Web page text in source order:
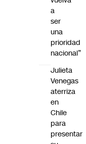
a
ser
una
prioridad
nacional”
Julieta
Venegas
aterriza
en
Chile
para
presentar